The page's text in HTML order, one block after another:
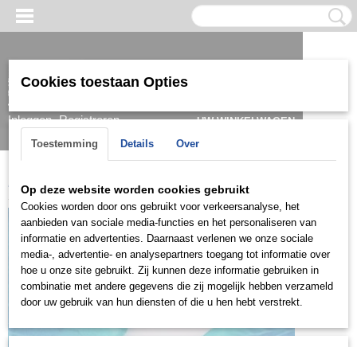
Inloggen Registreren
UW WINKELWAGEN
Home > Hanger > > ZH0808
Cookies toestaan Opties
Toestemming Details Over
Op deze website worden cookies gebruikt
Cookies worden door ons gebruikt voor verkeersanalyse, het
aanbieden van sociale media-functies en het personaliseren van
informatie en advertenties. Daarnaast verlenen we onze sociale
media-, advertentie- en analysepartners toegang tot informatie over
hoe u onze site gebruikt. Zij kunnen deze informatie gebruiken in
combinatie met andere gegevens die zij mogelijk hebben verzameld
door uw gebruik van hun diensten of die u hen hebt verstrekt.